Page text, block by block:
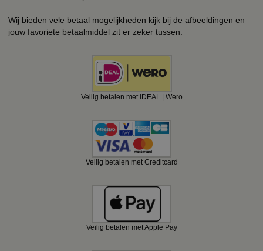
Wij bieden vele betaal mogelijkheden kijk bij de afbeeldingen en
jouw favoriete betaalmiddel zit er zeker tussen.
Veilig betalen met iDEAL | Wero
Veilig betalen met Creditcard
Veilig betalen met Apple Pay